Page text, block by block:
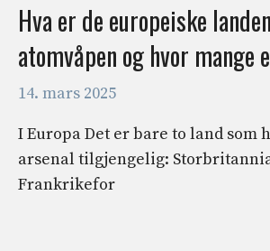
Hva er de europeiske
atomvåpen og hvor mange
14. mars 2025
I Europa Det er bare to land som
arsenal tilgjengelig:
Frankrikefor